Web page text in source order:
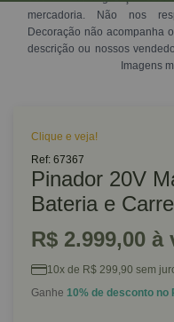
mercadoria. Não nos
Decoração não acompanha
descrição ou nossos
Imagens
Clique e veja!
Ref: 67367
Pinador 20V
Bateria e
R$ 2.999,00 à
10x de R$ 299,90 sem
Ganhe 10% de desconto no